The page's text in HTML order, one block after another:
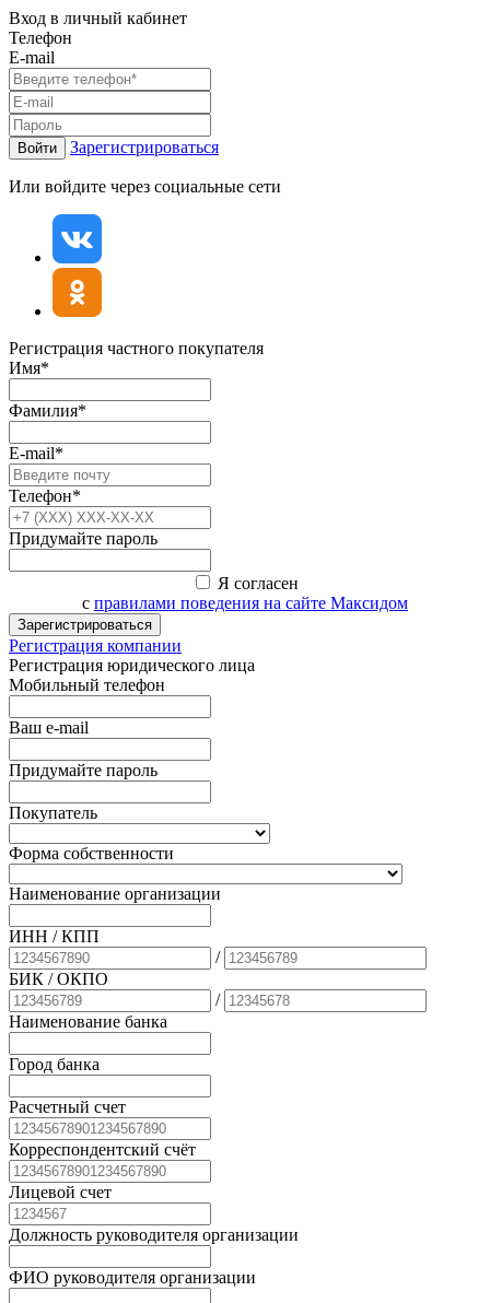
Вход в личный кабинет
Телефон
E-mail
Войти Зарегистрироваться
Или войдите через социальные сети
Регистрация частного покупателя
Имя*
Фамилия*
E-mail*
Телефон*
Придумайте пароль
Я согласен
с правилами поведения на сайте Максидом
Зарегистрироваться
Регистрация компании
Регистрация юридического лица
Мобильный телефон
Ваш e-mail
Придумайте пароль
Покупатель
Форма собственности
Наименование организации
ИНН / КПП
/
БИК / ОКПО
/
Наименование банка
Город банка
Расчетный счет
Корреспондентский счёт
Лицевой счет
Должность руководителя организации
ФИО руководителя организации